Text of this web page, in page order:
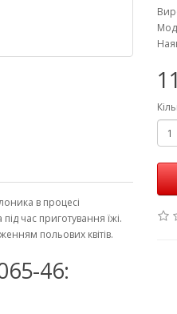
в процесі
час приготування їжі.
польових квітів.
46: